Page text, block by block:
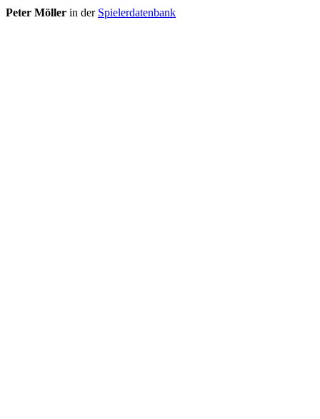
Peter Möller in der Spielerdatenbank